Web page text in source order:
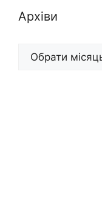
Архіви
Архіви